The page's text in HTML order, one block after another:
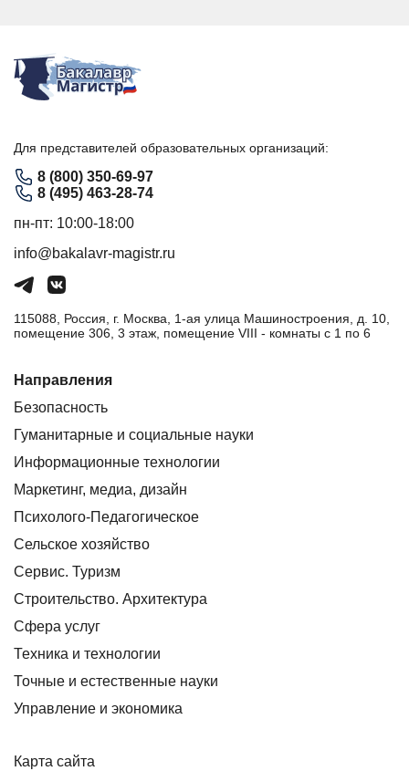
Для представителей образовательных организаций:
8 (800) 350-69-97
8 (495) 463-28-74
пн-пт: 10:00-18:00
info@bakalavr-magistr.ru
115088, Россия, г. Москва, 1-ая улица Машиностроения, д. 10,
помещение 306, 3 этаж, помещение VIII - комнаты с 1 по 6
Направления
Безопасность
Гуманитарные и социальные науки
Информационные технологии
Маркетинг, медиа, дизайн
Психолого-Педагогическое
Сельское хозяйство
Сервис. Туризм
Строительство. Архитектура
Сфера услуг
Техника и технологии
Точные и естественные науки
Управление и экономика
Карта сайта